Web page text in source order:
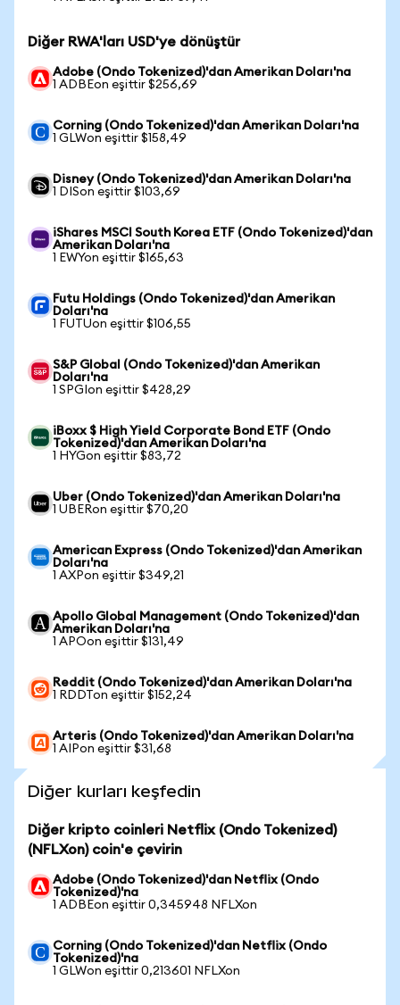
Diğer RWA'ları USD'ye dönüştür
Adobe (Ondo Tokenized)'dan Amerikan Doları'na
1 ADBEon eşittir $256,69
Corning (Ondo Tokenized)'dan Amerikan Doları'na
1 GLWon eşittir $158,49
Disney (Ondo Tokenized)'dan Amerikan Doları'na
1 DISon eşittir $103,69
iShares MSCI South Korea ETF (Ondo Tokenized)'dan
Amerikan Doları'na
1 EWYon eşittir $165,63
Futu Holdings (Ondo Tokenized)'dan Amerikan
Doları'na
1 FUTUon eşittir $106,55
S&P Global (Ondo Tokenized)'dan Amerikan
Doları'na
1 SPGIon eşittir $428,29
iBoxx $ High Yield Corporate Bond ETF (Ondo
Tokenized)'dan Amerikan Doları'na
1 HYGon eşittir $83,72
Uber (Ondo Tokenized)'dan Amerikan Doları'na
1 UBERon eşittir $70,20
American Express (Ondo Tokenized)'dan Amerikan
Doları'na
1 AXPon eşittir $349,21
Apollo Global Management (Ondo Tokenized)'dan
Amerikan Doları'na
1 APOon eşittir $131,49
Reddit (Ondo Tokenized)'dan Amerikan Doları'na
1 RDDTon eşittir $152,24
Arteris (Ondo Tokenized)'dan Amerikan Doları'na
1 AIPon eşittir $31,68
Diğer kurları keşfedin
Diğer kripto coinleri Netflix (Ondo Tokenized)
(NFLXon) coin'e çevirin
Adobe (Ondo Tokenized)'dan Netflix (Ondo
Tokenized)'na
1 ADBEon eşittir 0,345948 NFLXon
Corning (Ondo Tokenized)'dan Netflix (Ondo
Tokenized)'na
1 GLWon eşittir 0,213601 NFLXon